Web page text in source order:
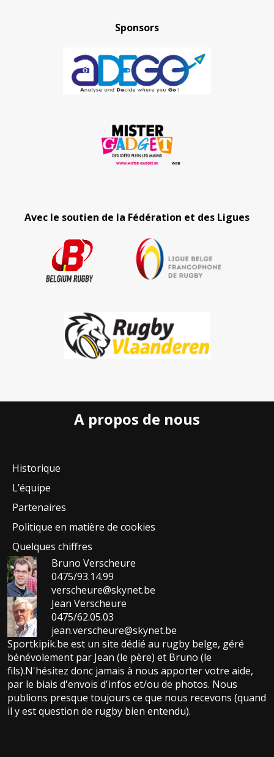
Sponsors
Avec le soutien de la Fédération et des Ligues
A propos de nous
Historique
L’équipe
Partenaires
Politique en matière de cookies
Quelques chiffres
Bruno Verscheure
0475/93.14.99
verscheure@skynet.be
Jean Verscheure
0475/62.05.03
jean.verscheure@skynet.be
Sportkipik.be est un site dédié au rugby belge, géré
bénévolement par Jean (le père) et Bruno (le
fils).N'hésitez donc jamais à nous apporter votre aide,
par le biais d'envois d'infos et/ou de photos. Nous
publions presque toujours ce que nous recevons (quand
il y est question de rugby bien entendu).